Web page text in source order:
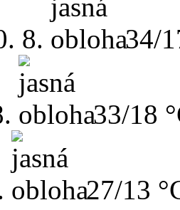
8. 34/
33/18
27/13